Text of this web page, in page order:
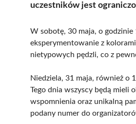
uczestników jest
W sobotę, 30 maja, o godzinie
eksperymentowanie z
nietypowych pędzli, co z
Niedziela, 31 maja, również o
Tego dnia wszyscy będą mieli
wspomnienia oraz unikalną
podany numer do